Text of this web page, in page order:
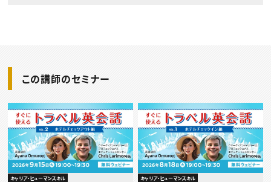
この講師のセミナー
キャリア・ヒューマンスキル キャリア・ヒューマンスキル